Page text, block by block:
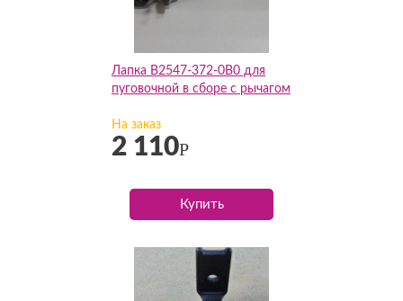
Лапка B2547-372-0B0 для
пуговочной в сборе с рычагом
На заказ
2 110Р
Купить